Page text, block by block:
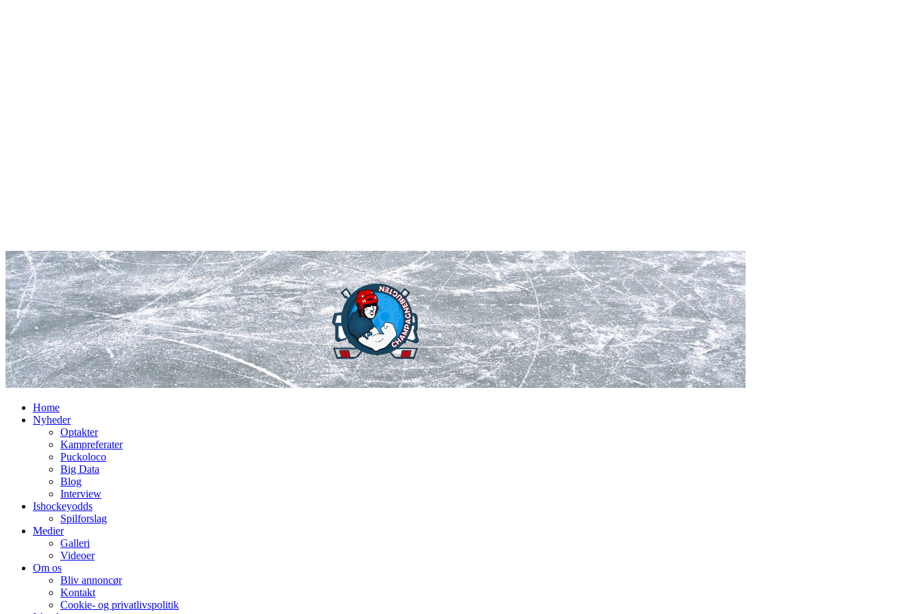
Home
Nyheder
Optakter
Kampreferater
Puckoloco
Big Data
Blog
Interview
Ishockeyodds
Spilforslag
Medier
Galleri
Videoer
Om os
Bliv annoncør
Kontakt
Cookie- og privatlivspolitik